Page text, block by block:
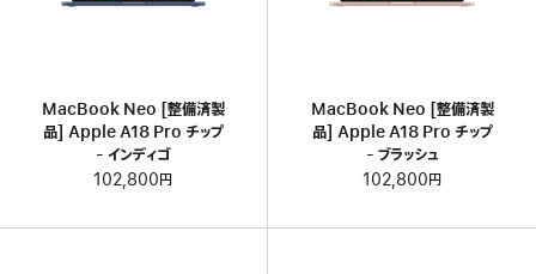
MacBook Neo [整備済製
品] Apple A18 Pro チップ
- インディゴ
102,800円
MacBook Neo [整備済製
品] Apple A18 Pro チップ
- ブラッシュ
102,800円